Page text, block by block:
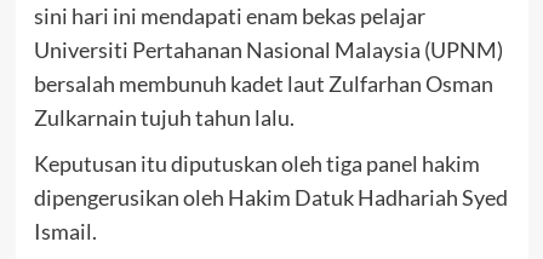
sini hari ini mendapati enam bekas pelajar
Universiti Pertahanan Nasional Malaysia (UPNM)
bersalah membunuh kadet laut Zulfarhan Osman
Zulkarnain tujuh tahun lalu.
Keputusan itu diputuskan oleh tiga panel hakim
dipengerusikan oleh Hakim Datuk Hadhariah Syed
Ismail.